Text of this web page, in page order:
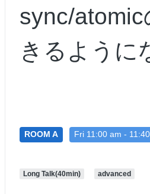
sync/
きるように
ROOM A Fri 11:00 am -
Long Talk(40min) advanced